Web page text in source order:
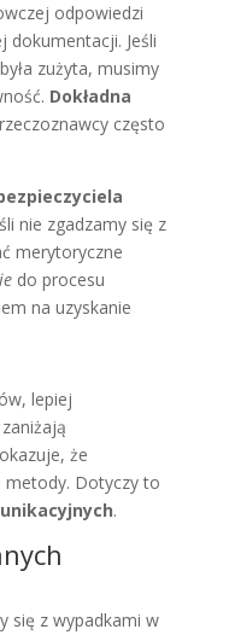
odpowiedzi
dokumentacji. Jeśli
zużyta, musimy
Dokładna
często
nie zgadzamy się z
merytoryczne
do procesu
na uzyskanie
lepiej
że
metody. Dotyczy to
.
się z wypadkami w